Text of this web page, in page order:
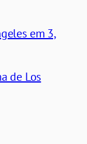
em 3,
de Los